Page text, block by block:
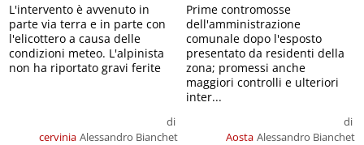
cervinia
di
Alessandro Bianchet
L'intervento è avvenuto in
parte via terra e in parte con
l'elicottero a causa delle
condizioni meteo. L'alpinista
non ha riportato gravi ferite
Aosta
di
Alessandro Bianchet
Prime contromosse
dell'amministrazione
comunale dopo l'esposto
presentato da residenti della
zona; promessi anche
maggiori controlli e ulteriori
inter...